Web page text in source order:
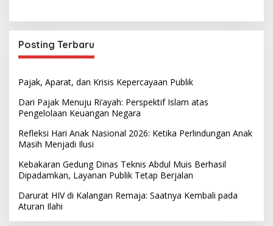
Posting Terbaru
Pajak, Aparat, dan Krisis Kepercayaan Publik
Dari Pajak Menuju Ri’ayah: Perspektif Islam atas
Pengelolaan Keuangan Negara
Refleksi Hari Anak Nasional 2026: Ketika Perlindungan Anak
Masih Menjadi Ilusi
Kebakaran Gedung Dinas Teknis Abdul Muis Berhasil
Dipadamkan, Layanan Publik Tetap Berjalan
Darurat HIV di Kalangan Remaja: Saatnya Kembali pada
Aturan Ilahi